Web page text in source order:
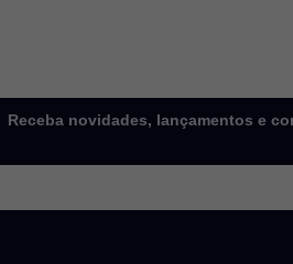
Receba novidades, lançamentos e